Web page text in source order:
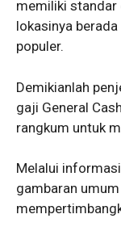
memiliki standar
lokasinya
populer.
Demikianlah
gaji General
rangkum untuk
Melalui
gambaran